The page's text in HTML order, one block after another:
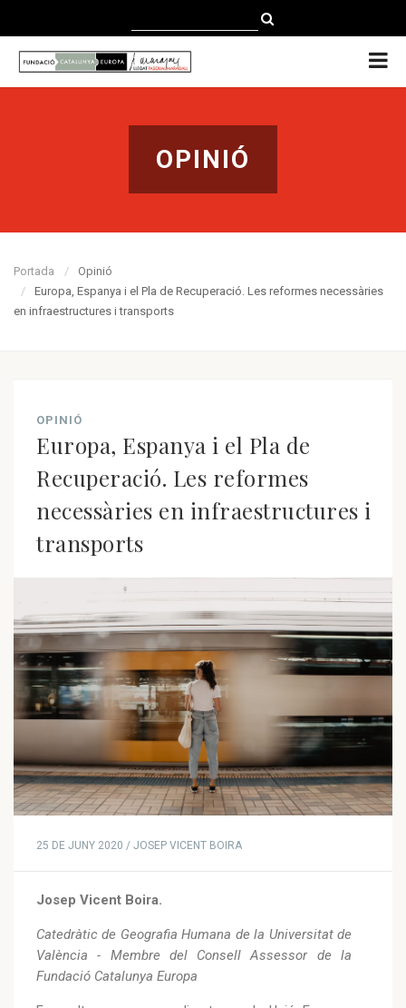
ENGLISH
OPINIÓ
Portada
Opinió
Europa, Espanya i el Pla de Recuperació. Les reformes necessàries
en infraestructures i transports
OPINIÓ
Europa, Espanya i el Pla de
Recuperació. Les reformes
necessàries en infraestructures i
transports
25 DE JUNY 2020 / JOSEP VICENT BOIRA
Josep Vicent Boira.
Catedràtic de Geografia Humana de la Universitat de
València - Membre del Consell Assessor de la
Fundació Catalunya Europa